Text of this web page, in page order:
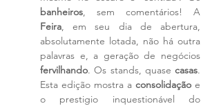
banheiros
Feira, em seu dia de abertura,
absolutamente lotada, não há outra
fervilhando. Os stands, quase casas.
Esta edição mostra a consolidação e
o prestigio inquestionável do